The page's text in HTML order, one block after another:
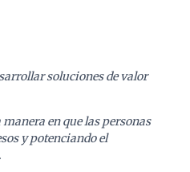
soluciones de valor
en que las personas
y potenciando el